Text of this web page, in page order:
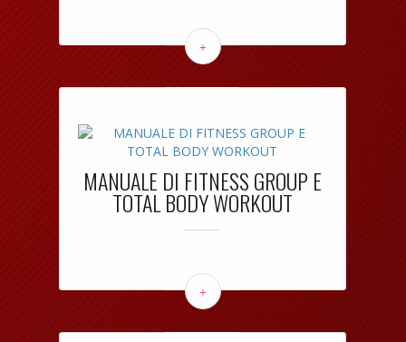
+
MANUALE DI FITNESS GROUP E
TOTAL BODY WORKOUT
+